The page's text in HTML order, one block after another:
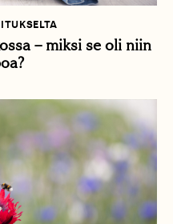
– miksi se oli niin